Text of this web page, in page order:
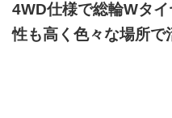
4WD仕様で総輪Wタ
性も高く色々な場所で